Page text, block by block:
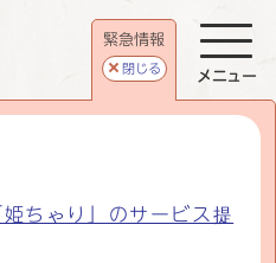
緊急情報
閉じる
ちゃり」のサービス提
メニュー